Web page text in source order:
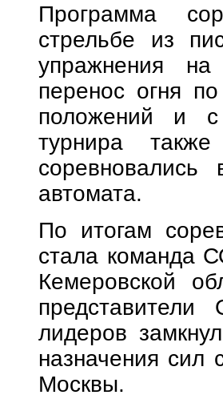
Программа
стрельбе из
упражнения на
перенос огня
положений и с
турнира
автомата.
По итогам
стала команда
Кемеровской
лидеров
назначения сил
Москвы.